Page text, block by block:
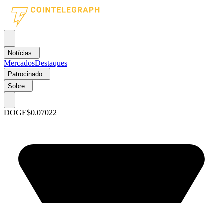
Notícias
MercadosDestaques
Patrocinado
Sobre
DOGE$0.07022